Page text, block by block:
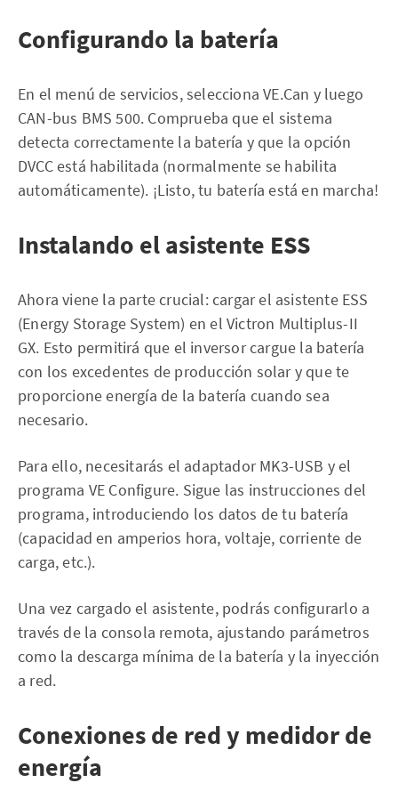
Configurando la batería
En el menú de servicios, selecciona VE.Can y luego
CAN-bus BMS 500. Comprueba que el sistema
detecta correctamente la batería y que la opción
DVCC está habilitada (normalmente se habilita
automáticamente). ¡Listo, tu batería está en marcha!
Instalando el asistente ESS
Ahora viene la parte crucial: cargar el asistente ESS
(Energy Storage System) en el Victron Multiplus-II
GX. Esto permitirá que el inversor cargue la batería
con los excedentes de producción solar y que te
proporcione energía de la batería cuando sea
necesario.
Para ello, necesitarás el adaptador MK3-USB y el
programa VE Configure. Sigue las instrucciones del
programa, introduciendo los datos de tu batería
(capacidad en amperios hora, voltaje, corriente de
carga, etc.).
Una vez cargado el asistente, podrás configurarlo a
través de la consola remota, ajustando parámetros
como la descarga mínima de la batería y la inyección
a red.
Conexiones de red y medidor de
energía